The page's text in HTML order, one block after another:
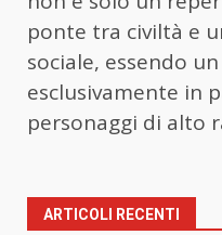
ponte tra civiltà e
sociale, essendo
esclusivamente in
personaggi di alto
ARTICOLI RECENTI